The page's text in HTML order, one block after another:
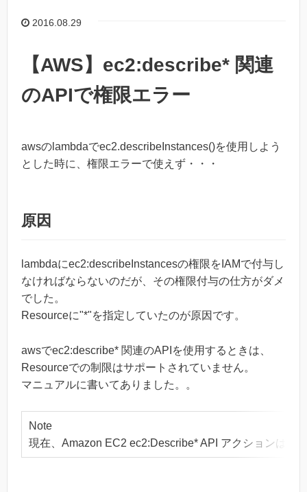
2016.08.29
【AWS】ec2:describe* 関連
のAPIで権限エラー
awsのlambdaでec2.describeInstances()を使用しよう
とした時に、権限エラーで使えず・・・
原因
lambdaにec2:describeInstancesの権限をIAMで付与し
なければならないのだが、その権限付与の仕方がダメ
でした。
Resourceに"*"を指定していたのが原因です。
awsでec2:describe* 関連のAPIを使用するときは、
Resourceでの制限はサポートされていません。
マニュアルに書いてありました。。
Note
現在、Amazon EC2 ec2:Describe* API アクションは、